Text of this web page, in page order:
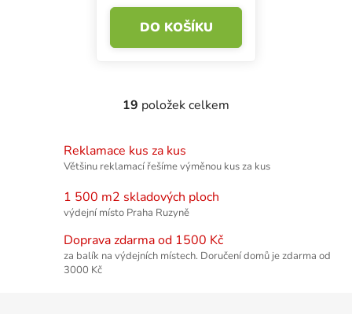
DO KOŠÍKU
Ovládací prvky výpisu
19 položek celkem
Reklamace kus za kus
Většinu reklamací řešíme výměnou kus za kus
1 500 m2 skladových ploch
výdejní místo Praha Ruzyně
Doprava zdarma od 1500 Kč
za balík na výdejních místech. Doručení domů je zdarma od
3000 Kč